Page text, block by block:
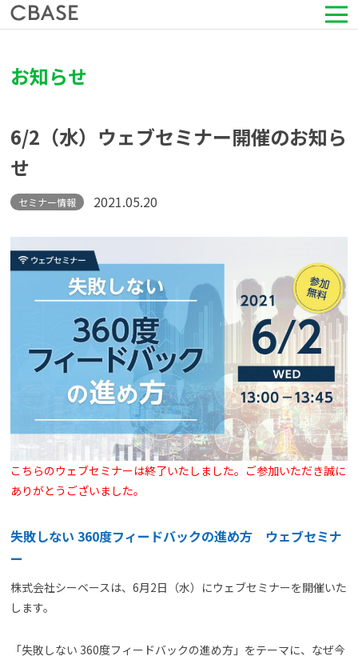
導入事例
セミナー情報
HRコラム
お知らせ
会社情報
よくある質問
資料請求(無料) お見積もり依頼
お知らせ
6/2（水）ウェブセミナー開催のお知ら
せ
セミナー情報 2021.05.20
こちらのウェブセミナーは終了いたしました。ご参加いただき誠に
ありがとうございました。
失敗しない 360度フィードバックの進め方 ウェブセミナ
ー
株式会社シーベースは、6月2日（水）にウェブセミナーを開催いた
します。
「失敗しない 360度フィードバックの進め方」をテーマに、なぜ今